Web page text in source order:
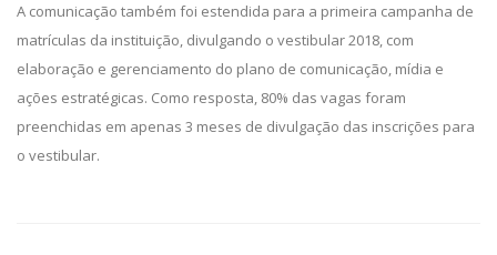
A comunicação também foi estendida para a primeira campanha de
matrículas da instituição, divulgando o vestibular 2018, com
elaboração e gerenciamento do plano de comunicação, mídia e
ações estratégicas. Como resposta, 80% das vagas foram
preenchidas em apenas 3 meses de divulgação das inscrições para
o vestibular.